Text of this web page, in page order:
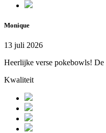
Monique
13 juli 2026
Heerlijke verse pokebowls!
Kwaliteit